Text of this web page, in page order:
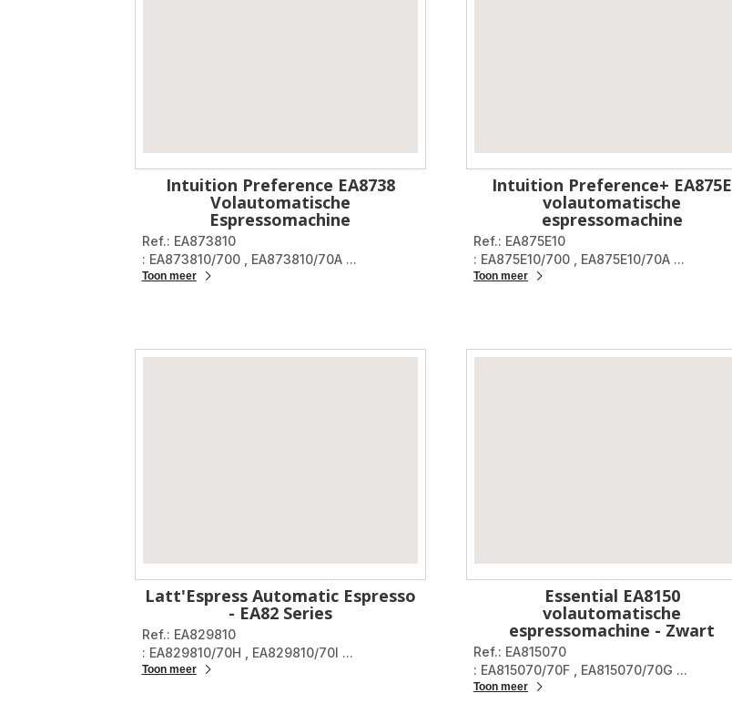
Intuition Preference EA8738
Volautomatische
Espressomachine
Ref.: EA873810
: EA873810/700
EA873810/70A ...
Toon meer
Intuition Preference+ EA875E
volautomatische
espressomachine
Ref.: EA875E10
: EA875E10/700
EA875E10/70A ...
Toon meer
Latt'Espress Automatic Espresso
- EA82 Series
Ref.: EA829810
: EA829810/70H
EA829810/70I ...
Toon meer
Essential EA8150
volautomatische
espressomachine - Zwart
Ref.: EA815070
: EA815070/70F
EA815070/70G ...
Toon meer